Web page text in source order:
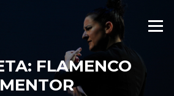
Menú
FLAMENCO
MENTOR